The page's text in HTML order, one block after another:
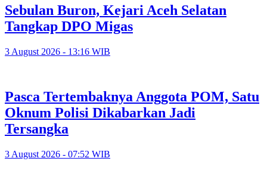
Sebulan Buron, Kejari Aceh Selatan
Tangkap DPO Migas
3 August 2026 - 13:16 WIB
Pasca Tertembaknya Anggota POM, Satu
Oknum Polisi Dikabarkan Jadi
Tersangka
3 August 2026 - 07:52 WIB